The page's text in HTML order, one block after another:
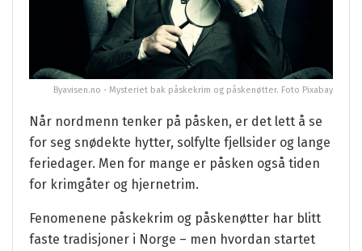
Byavisen.no - Mysteriet bak påskekrim og påskenøtter. Foto Pixabay
Når nordmenn tenker på påsken, er det lett å se
for seg snødekte hytter, solfylte fjellsider og lange
feriedager. Men for mange er påsken også tiden
for krimgåter og hjernetrim.
Fenomenene påskekrim og påskenøtter har blitt
faste tradisjoner i Norge – men hvordan startet